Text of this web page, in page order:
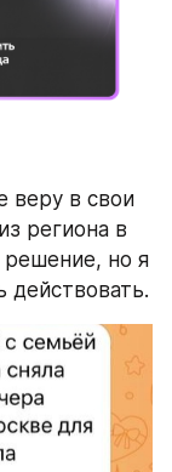
веру в свои
региона в
решение, но я
действовать.